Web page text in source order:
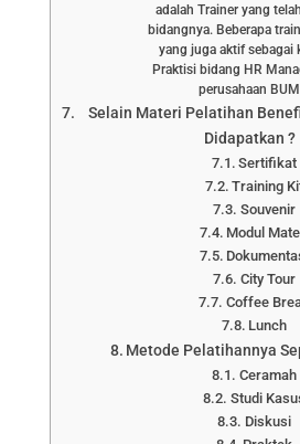
adalah Trainer yang
bidangnya. Beberapa
yang juga aktif sebagai
Praktisi bidang HR
perusahaan
Selain Materi Pelatihan
Didapatkan ?
Sertifikat
Training
Souvenir
Modul
City Tour
Coffee
Lunch
Metode Pelatihannya
Ceramah
Studi
Diskusi